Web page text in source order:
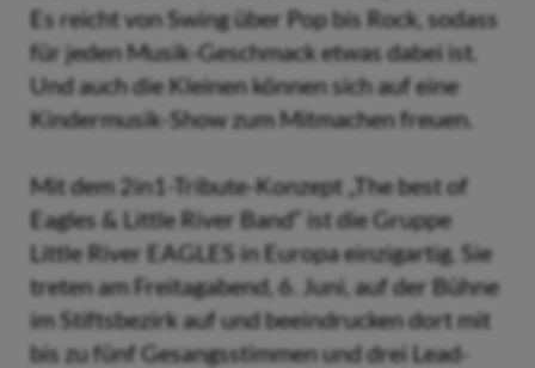
Es reicht von Swing über Pop bis Rock, sodass
für jeden Musik-Geschmack etwas dabei ist.
Und auch die Kleinen können sich auf eine
Kindermusik-Show zum Mitmachen freuen.
Mit dem 2in1-Tribute-Konzept „The best of
Eagles & Little River Band“ ist die Gruppe
Little River EAGLES in Europa einzigartig. Sie
treten am Freitagabend, 6. Juni, auf der Bühne
im Stiftsbezirk auf und beeindrucken dort mit
bis zu fünf Gesangsstimmen und drei Lead-